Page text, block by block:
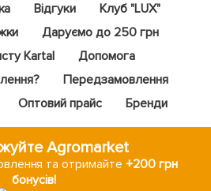
Відгуки
Клуб "LUX"
Даруємо до 250 грн
Kartal
Допомога
Передзамовлення
Оптовий прайс Бренди
Agromarket
та отримайте+200 грн
бонусів!